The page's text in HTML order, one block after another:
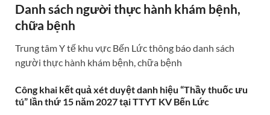
Danh sách người thực hành khám bệnh,
chữa bệnh
Trung tâm Y tế khu vực Bến Lức thông báo danh sách
người thực hành khám bệnh, chữa bệnh
Công khai kết quả xét duyệt danh hiệu “Thầy thuốc ưu
tú” lần thứ 15 năm 2027 tại TTYT KV Bến Lức